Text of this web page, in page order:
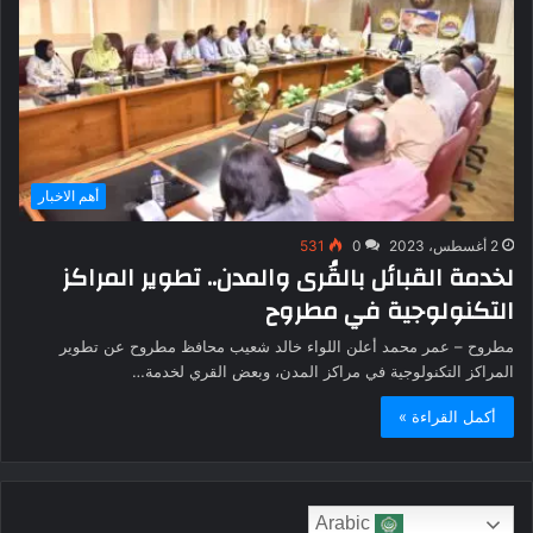
أهم الاخبار
2 أغسطس، 2023 0
531
لخدمة القبائل بالقُرى والمدن.. تطوير المراكز
التكنولوجية في مطروح
مطروح – عمر محمد أعلن اللواء خالد شعيب محافظ مطروح عن تطوير
المراكز التكنولوجية في مراكز المدن، وبعض القري لخدمة…
أكمل القراءة »